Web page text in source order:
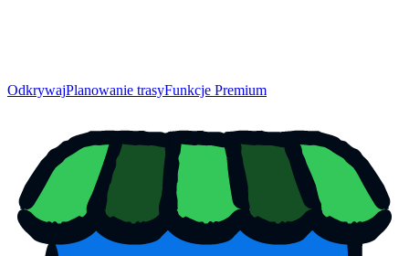
OdkrywajPlanowanie trasyFunkcje Premium